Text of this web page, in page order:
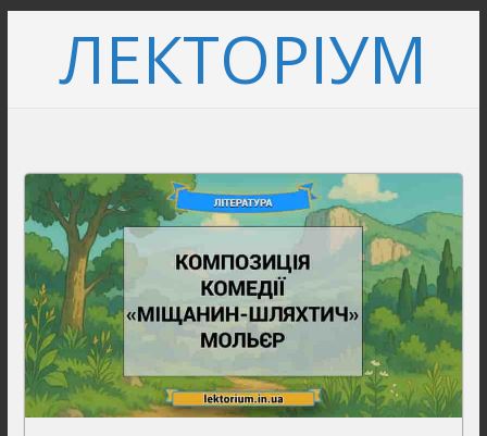
вмістуЛЕКТОРІУМ